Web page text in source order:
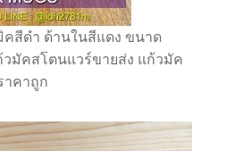
คสีดำ ด้านในสีแดง ขนาด
มัคสโตนแวร์ขายส่ง แก้วมัค
าคาถูก